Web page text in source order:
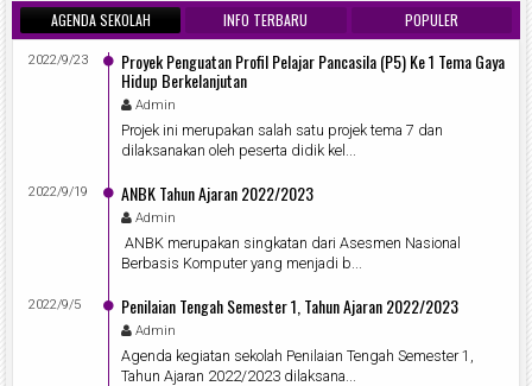
AGENDA SEKOLAH INFO TERBARU POPULER
Proyek Penguatan Profil Pelajar Pancasila (P5) Ke 1 Tema Gaya
Hidup Berkelanjutan
Admin
2022/9/23
Projek ini merupakan salah satu projek tema 7 dan
dilaksanakan oleh peserta didik kel...
ANBK Tahun Ajaran 2022/2023
Admin
2022/9/19
ANBK merupakan singkatan dari Asesmen Nasional
Berbasis Komputer yang menjadi b...
Penilaian Tengah Semester 1, Tahun Ajaran 2022/2023
Admin
2022/9/5
Agenda kegiatan sekolah Penilaian Tengah Semester 1,
Tahun Ajaran 2022/2023 dilaksana...